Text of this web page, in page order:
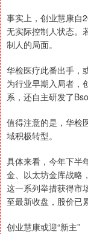
事实上，创业慧康自
无实际控制人状态。
制人的局面。
华检医疗此番出手，
为行业早期入局者，
系，还自主研发了
值得注意的是，华检
域积极转型。
具体来看，今年下半
金、以太坊金库战略
这一系列举措获得市
至最新收盘，股价已
创业慧康或迎“新主”